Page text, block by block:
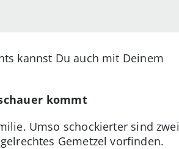
kannst Du auch mit Deinem
kommt
Umso schockierter sind zwei
Gemetzel vorfinden.